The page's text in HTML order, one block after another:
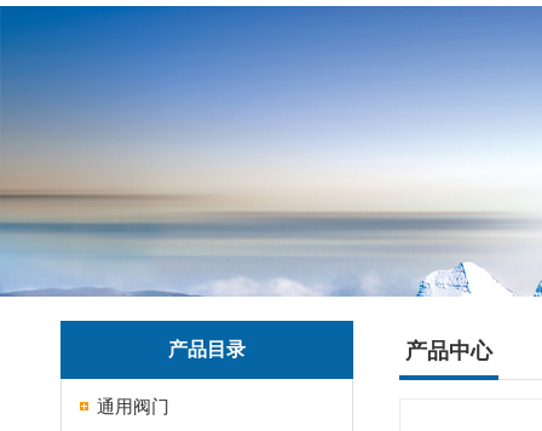
产品目录
通用阀门
产品中心